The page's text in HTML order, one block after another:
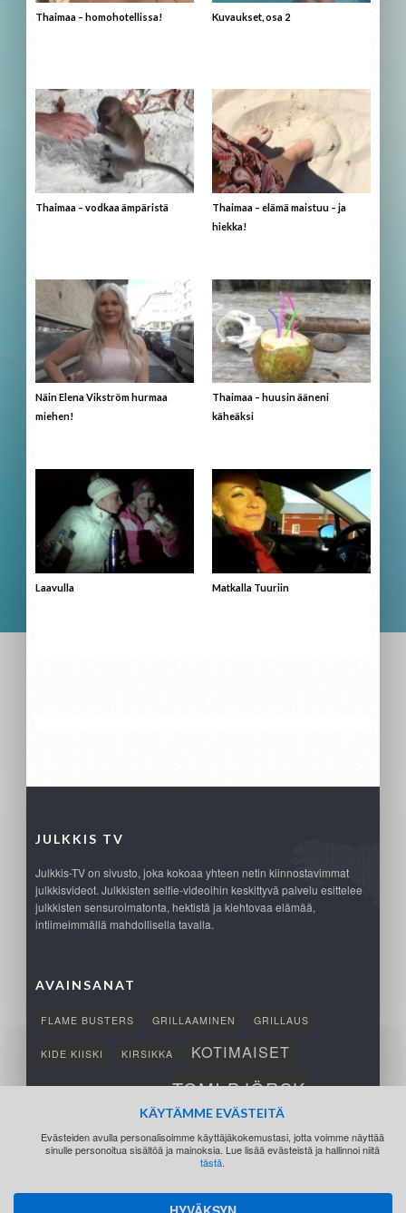
Thaimaa – homohotellissa! Kuvaukset, osa 2
Thaimaa – vodkaa ämpäristä
Thaimaa – elämä maistuu – ja
hiekka!
Näin Elena Vikström hurmaa
miehen!
Thaimaa – huusin ääneni
käheäksi
Laavulla Matkalla Tuuriin
JULKKIS TV
Julkkis-TV on sivusto, joka kokoaa yhteen netin kiinnostavimmat
julkkisvideot. Julkkisten selfie-videoihin keskittyvä palvelu esittelee
julkkisten sensuroimatonta, hektistä ja kiehtovaa elämää,
intiimeimmällä mahdollisella tavalla.
AVAINSANAT
FLAME BUSTERS GRILLAAMINEN GRILLAUS
KIDE KIISKI KIRSIKKA KOTIMAISET
TOMI BJÖRCK
KÄYTÄMME EVÄSTEITÄ
Evästeiden avulla personalisoimme käyttäjäkokemustasi, jotta voimme näyttää
sinulle personoitua sisältöä ja mainoksia. Lue lisää evästeistä ja hallinnoi niitä
tästä.